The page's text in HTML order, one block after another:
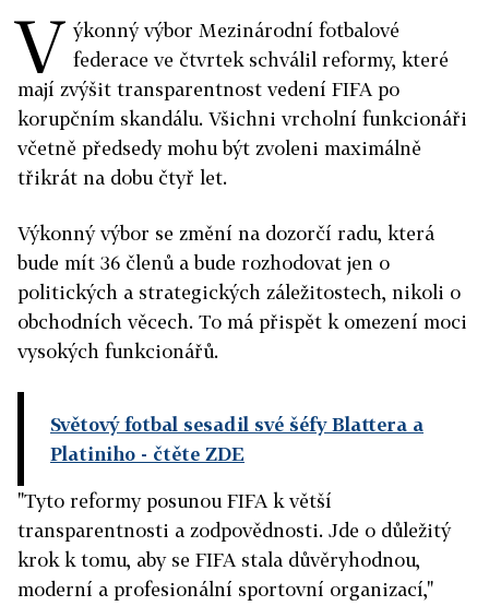
V ýkonný výbor Mezinárodní fotbalové
federace ve čtvrtek schválil reformy, které
mají zvýšit transparentnost vedení FIFA po
korupčním skandálu. Všichni vrcholní funkcionáři
včetně předsedy mohu být zvoleni maximálně
třikrát na dobu čtyř let.
Výkonný výbor se změní na dozorčí radu, která
bude mít 36 členů a bude rozhodovat jen o
politických a strategických záležitostech, nikoli o
obchodních věcech. To má přispět k omezení moci
vysokých funkcionářů.
Světový fotbal sesadil své šéfy Blattera a
Platiniho - čtěte ZDE
"Tyto reformy posunou FIFA k větší
transparentnosti a zodpovědnosti. Jde o důležitý
krok k tomu, aby se FIFA stala důvěryhodnou,
moderní a profesionální sportovní organizací,"